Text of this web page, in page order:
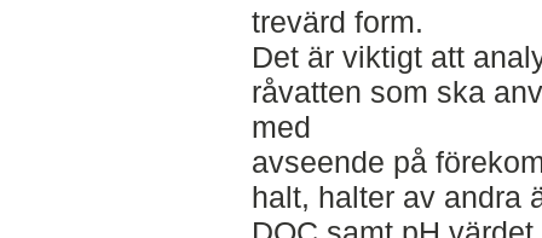
trevärd form.
Det är viktigt att
råvatten som ska
med
avseende på
halt, halter av andra